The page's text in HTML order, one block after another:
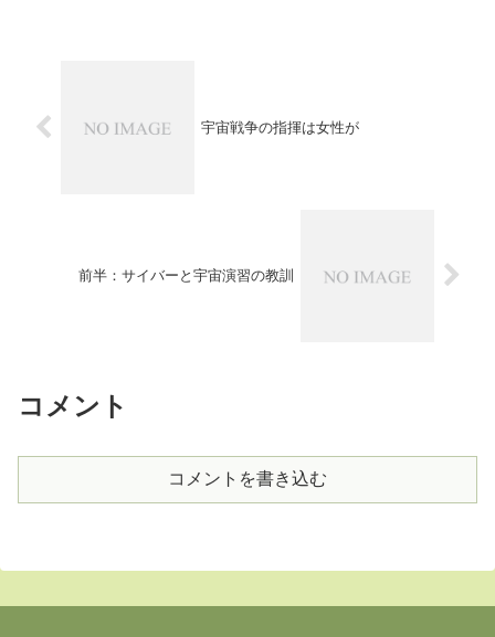
宇宙戦争の指揮は女性が
前半：サイバーと宇宙演習の教訓
コメント
コメントを書き込む